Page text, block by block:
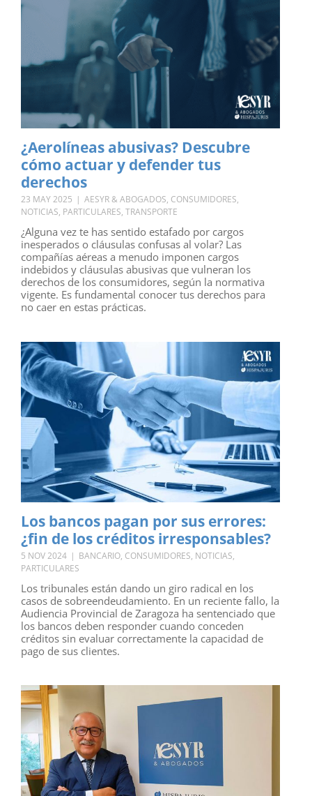
¿Aerolíneas abusivas? Descubre
cómo actuar y defender tus
derechos
23 MAY 2025 | AESYR & ABOGADOS, CONSUMIDORES,
NOTICIAS, PARTICULARES, TRANSPORTE
¿Alguna vez te has sentido estafado por cargos
inesperados o cláusulas confusas al volar? Las
compañías aéreas a menudo imponen cargos
indebidos y cláusulas abusivas que vulneran los
derechos de los consumidores, según la normativa
vigente. Es fundamental conocer tus derechos para
no caer en estas prácticas.
Los bancos pagan por sus errores:
¿fin de los créditos irresponsables?
5 NOV 2024 | BANCARIO, CONSUMIDORES, NOTICIAS,
PARTICULARES
Los tribunales están dando un giro radical en los
casos de sobreendeudamiento. En un reciente fallo, la
Audiencia Provincial de Zaragoza ha sentenciado que
los bancos deben responder cuando conceden
créditos sin evaluar correctamente la capacidad de
pago de sus clientes.